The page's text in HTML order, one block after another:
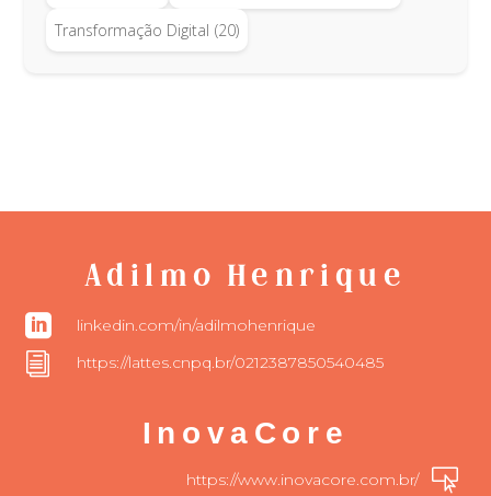
Transformação Digital (20)
Adilmo Henrique
 linkedin.com/in/adilmohenrique
i https://lattes.cnpq.br/0212387850540485
InovaCore

https://www.inovacore.com.br/